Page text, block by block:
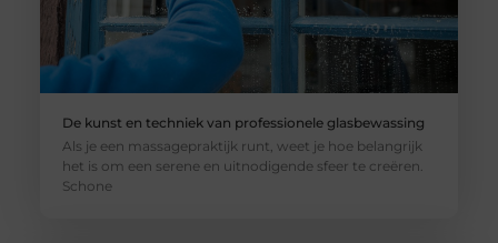
De kunst en techniek van professionele glasbewassing
Als je een massagepraktijk runt, weet je hoe belangrijk
het is om een serene en uitnodigende sfeer te creëren.
Schone